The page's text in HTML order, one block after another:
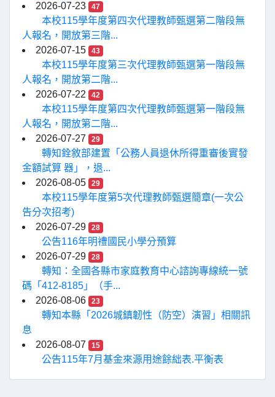
2026-07-23
47
本校115學年度第四次代理教師甄選第二階段無
人報名，開放第三階...
2026-07-15
43
本校115學年度第三次代理教師甄選第一階段無
人報名，開放第二階...
2026-07-22
42
本校115學年度第四次代理教師甄選第一階段無
人報名，開放第二階...
2026-07-27
29
轉知銓敘部建置「公務人員退休所得重審後實發
金額試算 器」，退...
2026-08-05
29
本校115學年度第5次代理教師甄選簡章(一次公
告分次招考)
2026-07-29
28
公告116年明禮國民小學分預算
2026-07-29
28
轉知：全國各縣市家庭教育中心諮詢專線統一號
碼「412-8185」（手...
2026-08-06
23
轉知本縣「2026城鎮韌性（防空）演習」相關訊
息
2026-08-07
15
公告115年7月基金來源用途餘絀表.平衡表